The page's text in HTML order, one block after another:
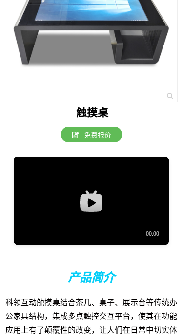
产品简介
科领互动触摸桌结合茶几、桌子、展示台等传统办
公家具结构，集成多点触控交互平台，使其在功能
应用上有了颠覆性的改变，让人们在日常中切实体
触摸桌
免费报价